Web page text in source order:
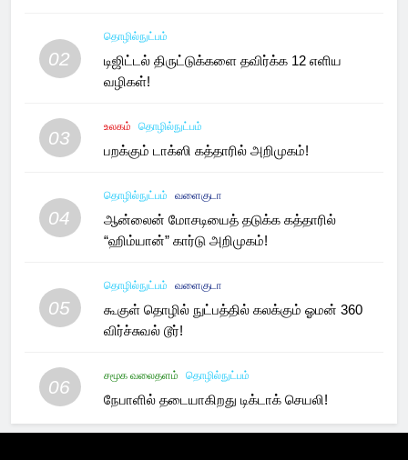
02
தொழில்நுட்பம்
டிஜிட்டல் திருட்டுக்களை தவிர்க்க 12 எளிய
வழிகள்!
03
உலகம் தொழில்நுட்பம்
பறக்கும் டாக்ஸி கத்தாரில் அறிமுகம்!
04
தொழில்நுட்பம் வளைகுடா
ஆன்லைன் மோசடியைத் தடுக்க கத்தாரில்
“ஹிம்யான்” கார்டு அறிமுகம்!
05
தொழில்நுட்பம் வளைகுடா
கூகுள் தொழில் நுட்பத்தில் கலக்கும் ஓமன் 360
விர்ச்சுவல் டூர்!
06
சமூக வலைதளம் தொழில்நுட்பம்
நேபாளில் தடையாகிறது டிக்டாக் செயலி!